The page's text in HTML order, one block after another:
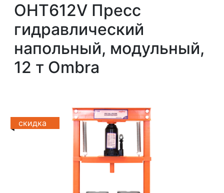
OHT612V Пресс
гидравлический
напольный, модульный,
12 т Ombra
скидка